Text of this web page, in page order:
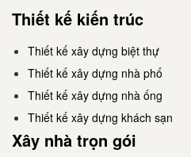
Thiết kế kiến trúc
Thiết kế xây dựng biệt thự
Thiết kế xây dựng nhà phố
Thiết kế xây dựng nhà ống
Thiết kế xây dựng khách sạn
Xây nhà trọn gói